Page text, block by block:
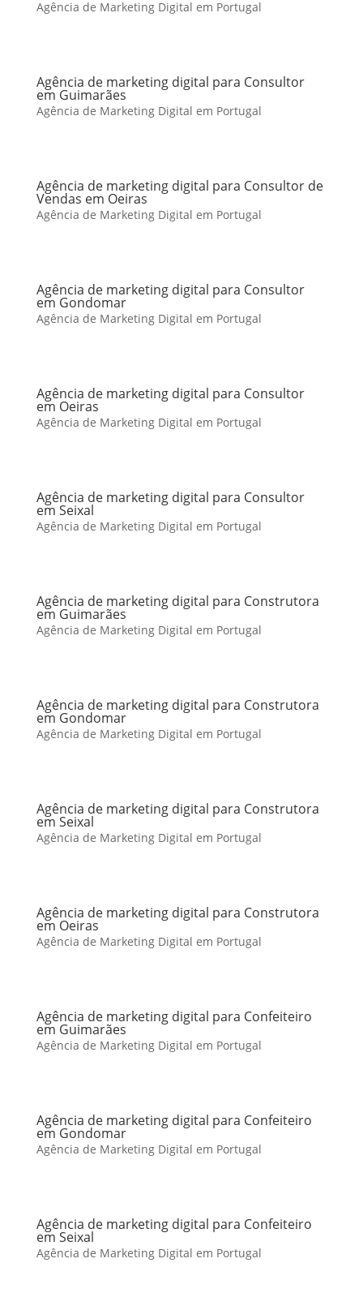
Agência de Marketing Digital em Portugal
Agência de marketing digital para Consultor
em Guimarães
Agência de Marketing Digital em Portugal
Agência de marketing digital para Consultor de
Vendas em Oeiras
Agência de Marketing Digital em Portugal
Agência de marketing digital para Consultor
em Gondomar
Agência de Marketing Digital em Portugal
Agência de marketing digital para Consultor
em Oeiras
Agência de Marketing Digital em Portugal
Agência de marketing digital para Consultor
em Seixal
Agência de Marketing Digital em Portugal
Agência de marketing digital para Construtora
em Guimarães
Agência de Marketing Digital em Portugal
Agência de marketing digital para Construtora
em Gondomar
Agência de Marketing Digital em Portugal
Agência de marketing digital para Construtora
em Seixal
Agência de Marketing Digital em Portugal
Agência de marketing digital para Construtora
em Oeiras
Agência de Marketing Digital em Portugal
Agência de marketing digital para Confeiteiro
em Guimarães
Agência de Marketing Digital em Portugal
Agência de marketing digital para Confeiteiro
em Gondomar
Agência de Marketing Digital em Portugal
Agência de marketing digital para Confeiteiro
em Seixal
Agência de Marketing Digital em Portugal